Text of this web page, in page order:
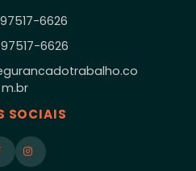
97517-6626
97517-6626
m.br
SOCIAIS